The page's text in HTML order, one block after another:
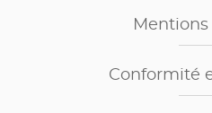
Conformité